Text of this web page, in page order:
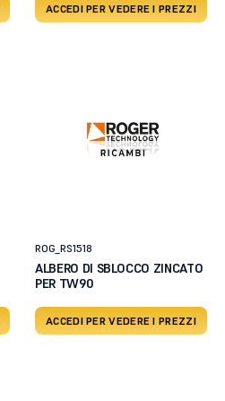
ACCEDI PER VEDERE I PREZZI
ROG_RS1518
ALBERO DI SBLOCCO ZINCATO
PER TW90
ACCEDI PER VEDERE I PREZZI